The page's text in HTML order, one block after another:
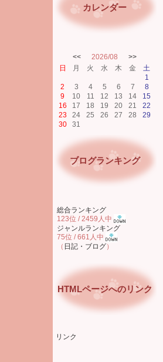
カレンダー
<< 2026/08 >>
日
月 火 水 木 金
土
1
2
3 4 5 6 7
8
9
10 11 12 13 14
15
16
17 18 19 20 21
22
23
24 25 26 27 28
29
30
31
ブログランキング
総合ランキング
123位 / 2459人中
ジャンルランキング
75位 / 661人中
（ 日記・ブログ）
HTMLページへのリンク
リンク